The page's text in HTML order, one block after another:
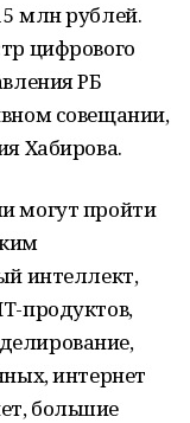
млн рублей.
цифрового
РБ
совещании,
Хабирова.
могут пройти
интеллект,
продуктов,
интернет
большие